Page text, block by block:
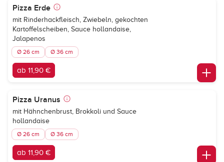
Pizza Erde
mit Rinderhackfleisch, Zwiebeln, gekochten
Kartoffelscheiben, Sauce hollandaise,
Jalapenos
Ø 26 cm Ø 36 cm
ab 11,90 €
Pizza Uranus
mit Hähnchenbrust, Brokkoli und Sauce
hollandaise
Ø 26 cm Ø 36 cm
ab 11,90 €